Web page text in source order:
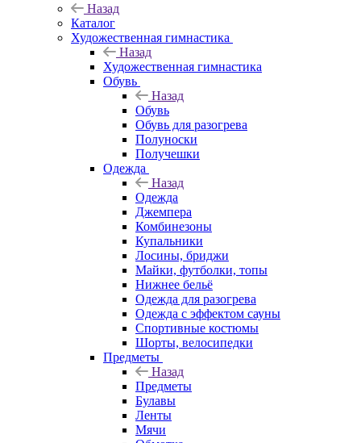
Назад
Каталог
Художественная гимнастика
Назад
Художественная гимнастика
Обувь
Назад
Обувь
Обувь для разогрева
Полуноски
Получешки
Одежда
Назад
Одежда
Джемпера
Комбинезоны
Купальники
Лосины, бриджи
Майки, футболки, топы
Нижнее бельё
Одежда для разогрева
Одежда с эффектом сауны
Спортивные костюмы
Шорты, велосипедки
Предметы
Назад
Предметы
Булавы
Ленты
Мячи